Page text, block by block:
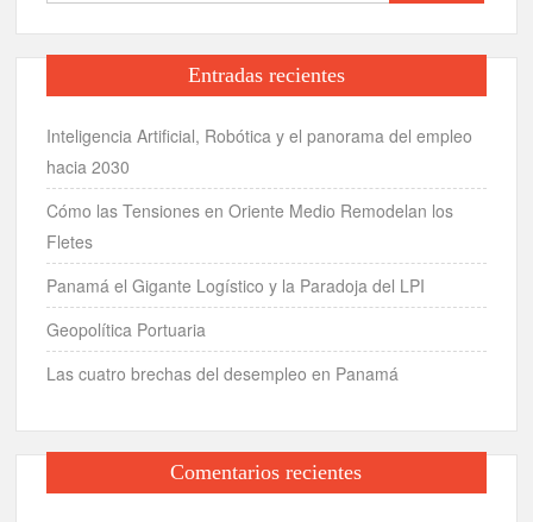
Entradas recientes
Inteligencia Artificial, Robótica y el panorama del empleo
hacia 2030
Cómo las Tensiones en Oriente Medio Remodelan los
Fletes
Panamá el Gigante Logístico y la Paradoja del LPI
Geopolítica Portuaria
Las cuatro brechas del desempleo en Panamá
Comentarios recientes